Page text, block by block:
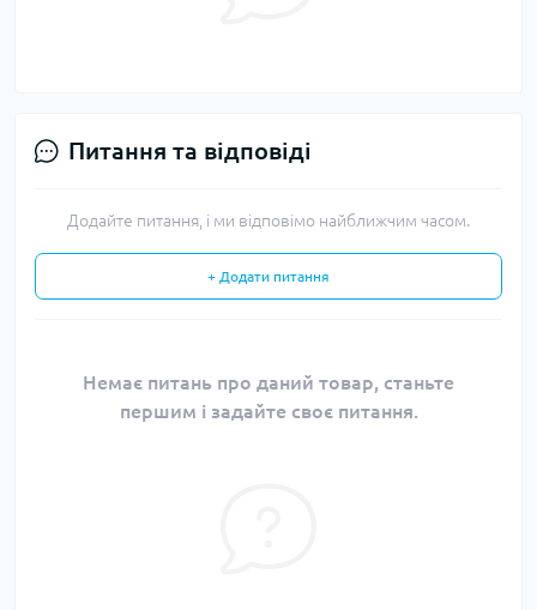
Питання та відповіді
Додайте питання, і ми відповімо найближчим часом.
+ Додати питання
Немає питань про даний товар, станьте
першим і задайте своє питання.